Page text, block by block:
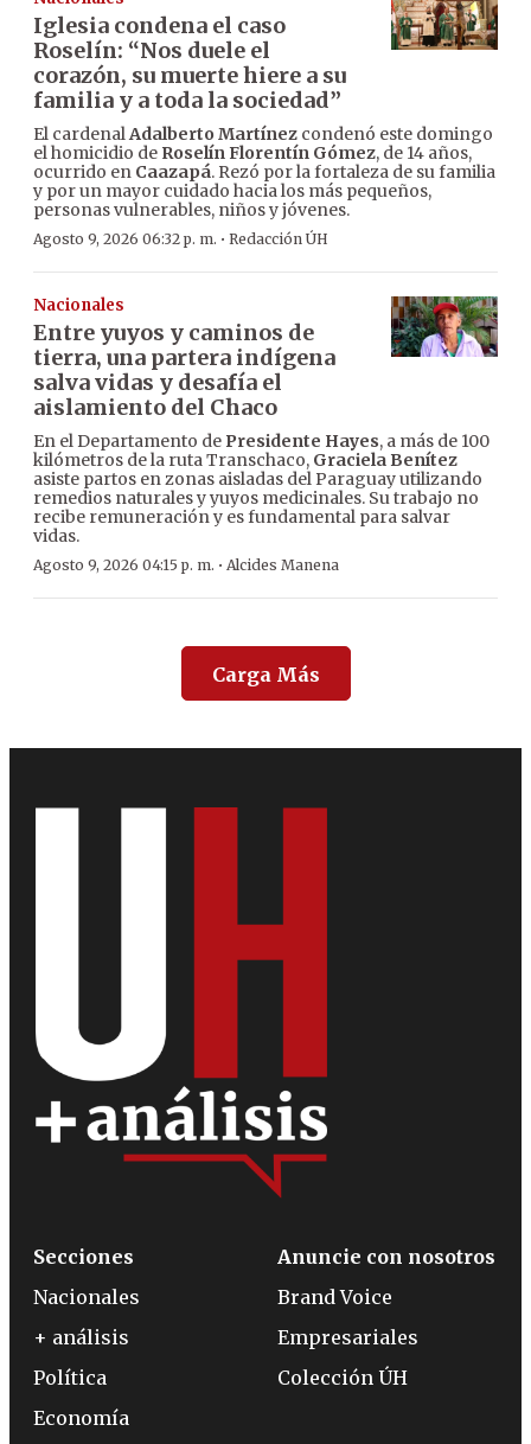
Iglesia condena el caso
Roselín: “Nos duele el
corazón, su muerte hiere a su
familia y a toda la sociedad”
El cardenalAdalberto Martínez condenó este domingo
el homicidio de Roselín Florentín Gómez, de 14 años,
ocurrido en Caazapá. Rezó por la fortaleza de su familia
y por un mayor cuidado hacia los más pequeños,
personas vulnerables, niños y jóvenes.
Agosto 9, 2026 06:32 p. m. · Redacción ÚH
Nacionales
Entre yuyos y caminos de
tierra, una partera indígena
salva vidas y desafía el
aislamiento del Chaco
En el Departamento de Presidente Hayes, a más de 100
kilómetros de la ruta Transchaco, Graciela Benítez
asiste partos en zonas aisladas del Paraguay utilizando
remedios naturales y yuyos medicinales. Su trabajo no
recibe remuneración y es fundamental para salvar
vidas.
Agosto 9, 2026 04:15 p. m. · Alcides Manena
Carga Más
Secciones
Nacionales
+ análisis
Política
Economía
Anuncie con nosotros
Brand Voice
Empresariales
Colección ÚH